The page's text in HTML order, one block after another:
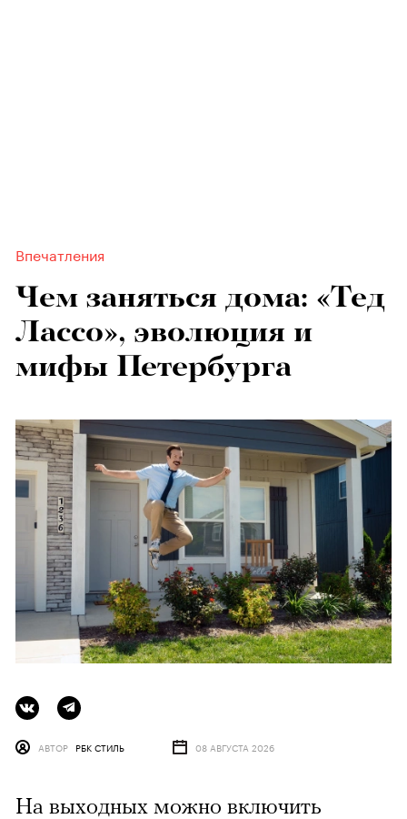
Впечатления
Чем заняться дома: «Тед
Лассо», эволюция и
мифы Петербурга
АВТОР РБК СТИЛЬ 08 АВГУСТА 2026
На выходных можно включить